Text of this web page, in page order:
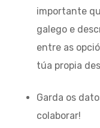
importante
galego e
entre as
túa propia
Garda os
colaborar!